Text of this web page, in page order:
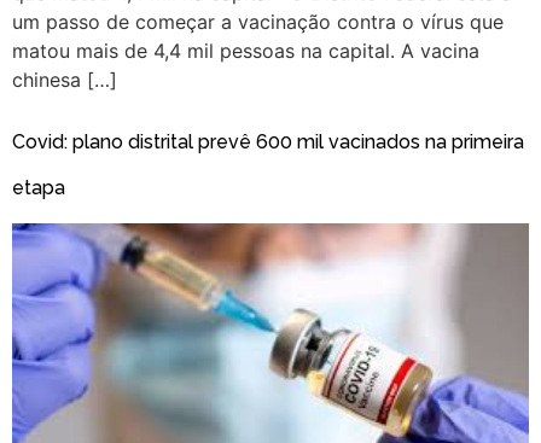
um passo de começar a vacinação contra o vírus que
matou mais de 4,4 mil pessoas na capital. A vacina
chinesa […]
Covid: plano distrital prevê 600 mil vacinados na primeira
etapa